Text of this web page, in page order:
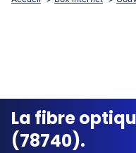
Box internet
Streaming
La fibre
(78740).